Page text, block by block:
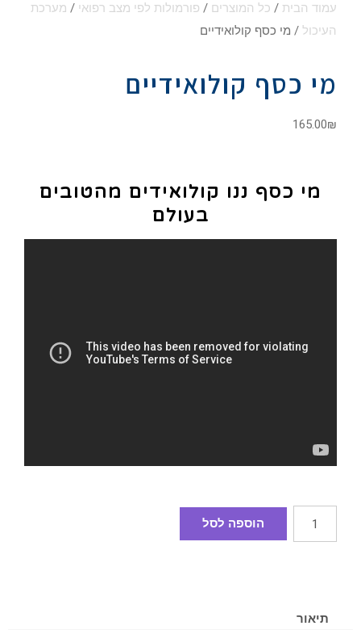
עמוד הבית / כל המוצרים / פורמולות לפי מצב רפואי / מערכת
העיכול / מי כסף קולואידיים
מי כסף קולואידיים
165.00₪
מי כסף ננו קולואידים מהטובים
בעולם
הוספה לסל
תיאור